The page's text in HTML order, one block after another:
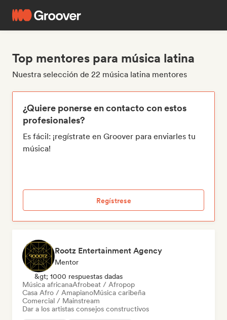
Top mentores para música latina
Nuestra selección de 22 música latina mentores
¿Quiere ponerse en contacto con estos
profesionales?
Es fácil: ¡regístrate en Groover para enviarles tu
música!
Regístrese
Rootz Entertainment Agency
Mentor
&gt; 1000 respuestas dadas
Música africanaAfrobeat / Afropop
Casa Afro / AmapianoMúsica caribeña
Comercial / Mainstream
Dar a los artistas consejos constructivos